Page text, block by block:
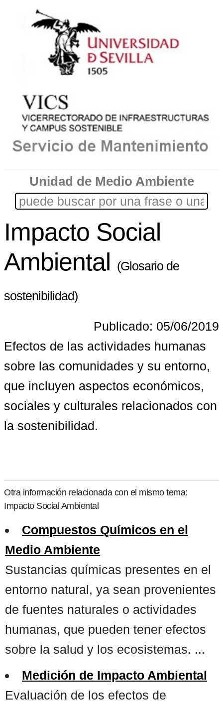
Unidad de Medio Ambiente
Impacto Social
Ambiental (Glosario de
sostenibilidad)
Publicado: 05/06/2019
Efectos de las actividades humanas
sobre las comunidades y su entorno,
que incluyen aspectos económicos,
sociales y culturales relacionados con
la sostenibilidad.
Otra información relacionada con el mismo tema:
Impacto Social Ambiental
Compuestos Químicos en el
Medio Ambiente
Sustancias químicas presentes en el
entorno natural, ya sean provenientes
de fuentes naturales o actividades
humanas, que pueden tener efectos
sobre la salud y los ecosistemas. ...
Medición de Impacto Ambiental
Evaluación de los efectos de